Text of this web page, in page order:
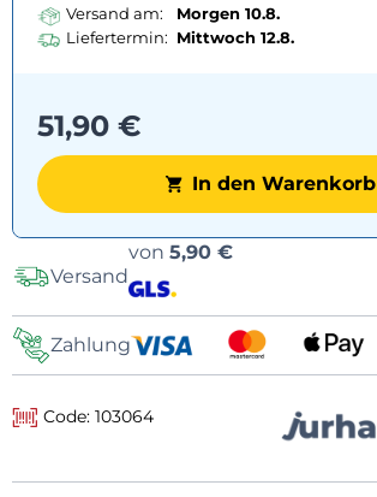
Versand am:
Morgen 10.8.
Liefertermin: Mittwoch 12.8.
51,90 €
In den Warenkorb
Versand
von 5,90 €
Zahlung
Code: 103064